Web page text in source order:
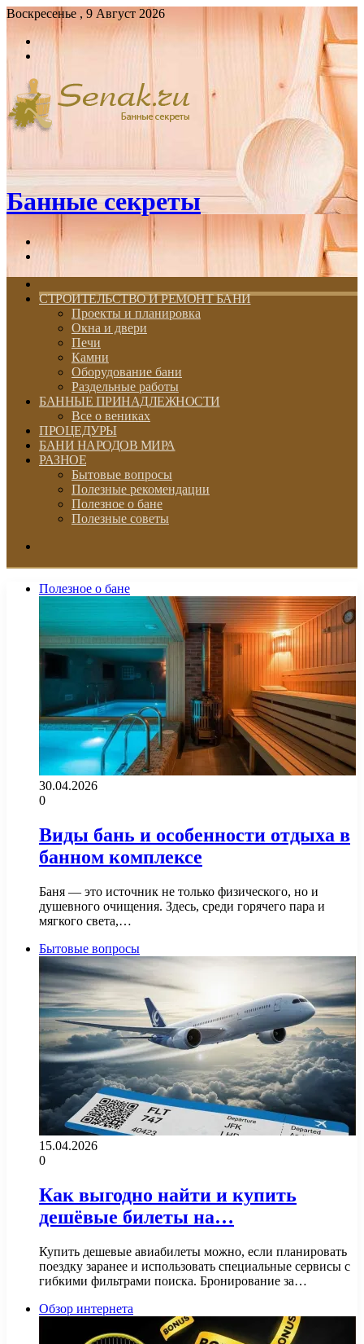
Воскресенье , 9 Август 2026
Войти
Банные секреты
Меню
Switch
СТРОИТЕЛЬСТВО И РЕМОНТ БАНИ
Проекты и планировка
Окна и двери
Печи
Камни
Оборудование бани
Раздельные работы
БАННЫЕ ПРИНАДЛЕЖНОСТИ
Все о вениках
ПРОЦЕДУРЫ
БАНИ НАРОДОВ МИРА
РАЗНОЕ
Бытовые вопросы
Полезные рекомендации
Полезное о бане
Полезные советы
Полезное о бане
30.04.2026
0
Виды бань и особенности отдыха в
банном комплексе
Баня — это источник не только физического, но и
душевного очищения. Здесь, среди горячего пара и
мягкого света,…
Бытовые вопросы
15.04.2026
0
Как выгодно найти и купить
дешёвые билеты на…
Купить дешевые авиабилеты можно, если планировать
поездку заранее и использовать специальные сервисы с
гибкими фильтрами поиска. Бронирование за…
Обзор интернета